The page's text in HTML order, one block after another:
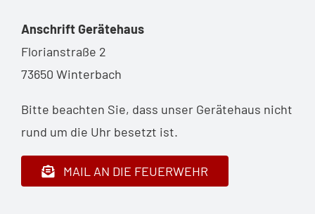
Anschrift Gerätehaus
Florianstraße 2
73650 Winterbach
Bitte beachten Sie, dass unser Gerätehaus nicht
rund um die Uhr besetzt ist.
MAIL AN DIE FEUERWEHR